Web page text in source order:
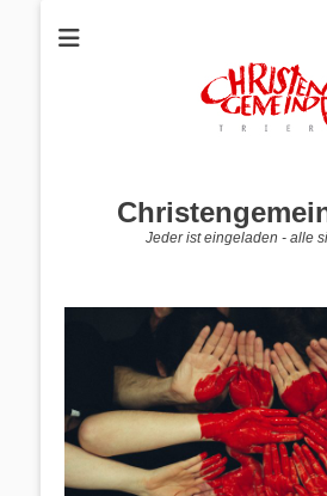
Jeder ist eingeladen - alle